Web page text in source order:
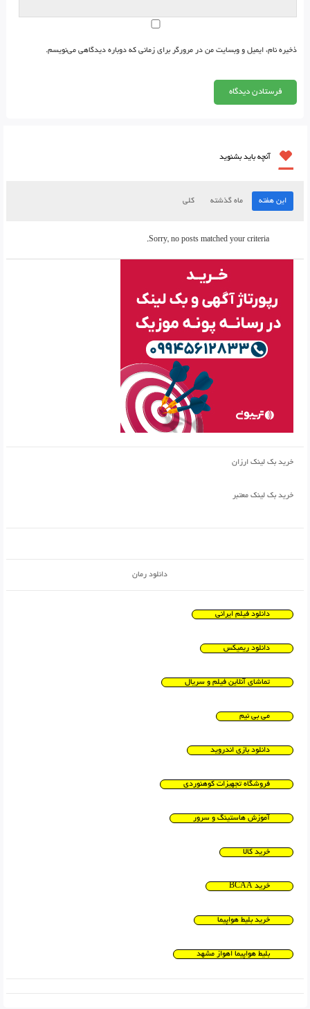
ذخیره نام، ایمیل و وبسایت من در مرورگر برای زمانی که دوباره دیدگاهی می‌نویسم.
آنچه باید بشنوید
این هفته ماه گذشته کلی
Sorry, no posts matched your criteria.
خرید بک لینک ارزان
خرید بک لینک معتبر
دانلود رمان
دانلود فیلم ایرانی
دانلود ریمیکس
تماشای آنلاین فیلم و سریال
می بی نیم
دانلود بازی اندروید
فروشگاه تجهیزات کوهنوردی
آموزش هاستینگ و سرور
خرید کالا
خرید BCAA
خرید بلیط هواپیما
بلیط هواپیما اهواز مشهد